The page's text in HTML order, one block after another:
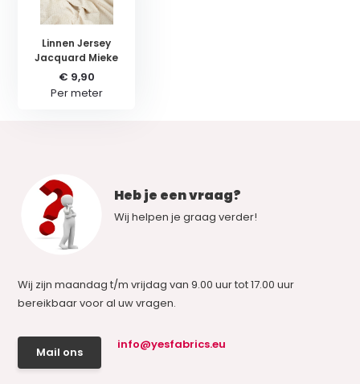
Linnen Jersey
Jacquard Mieke
€ 9,90
Per meter
Heb je een vraag?
Wij helpen je graag verder!
Wij zijn maandag t/m vrijdag van 9.00 uur tot 17.00 uur
bereikbaar voor al uw vragen.
Mail ons
info@yesfabrics.eu